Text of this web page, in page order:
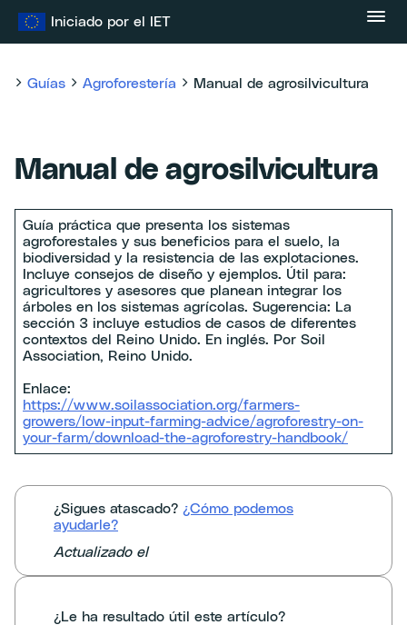
Iniciado por el IET
Guías Agroforestería Manual de agrosilvicultura
Manual de agrosilvicultura
Guía práctica que presenta los sistemas
agroforestales y sus beneficios para el suelo, la
biodiversidad y la resistencia de las explotaciones.
Incluye consejos de diseño y ejemplos. Útil para:
agricultores y asesores que planean integrar los
árboles en los sistemas agrícolas. Sugerencia: La
sección 3 incluye estudios de casos de diferentes
contextos del Reino Unido. En inglés. Por Soil
Association, Reino Unido.
Enlace:
https://www.soilassociation.org/farmers-
growers/low-input-farming-advice/agroforestry-on-
your-farm/download-the-agroforestry-handbook/
¿Sigues atascado? ¿Cómo podemos
ayudarle?
Actualizado el
¿Le ha resultado útil este artículo?